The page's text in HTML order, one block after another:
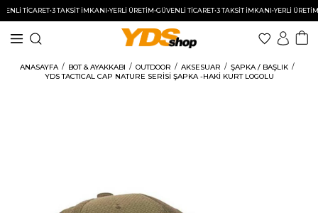
TİCARET•3 TAKSİT İMKANI•YERLİ ÜRETİM•GÜVENLİ TİCARET•3 TAKSİT İMKANI•YERLİ ÜRETİM•
ANASAYFA BOT & AYAKKABI OUTDOOR AKSESUAR
ŞAPKA / BAŞLIK
YDS TACTICAL CAP NATURE SERİSİ ŞAPKA -HAKİ KURT LOGOLU